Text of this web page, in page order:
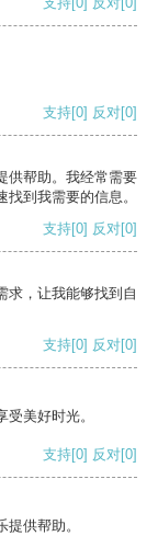
支持[0] 反对[0]
供帮助。我经常需要
到我需要的信息。
支持[0] 反对[0]
求，让我能够找到自
支持[0] 反对[0]
美好时光。
支持[0] 反对[0]
供帮助。